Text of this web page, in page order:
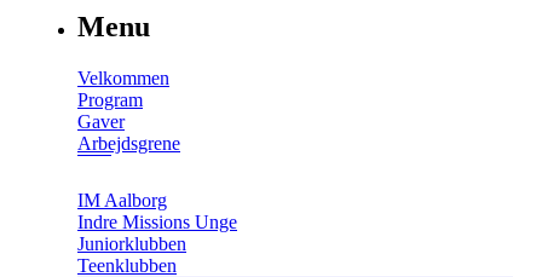
Menu
Velkommen
Program
Gaver
Arbejdsgrene
IM Aalborg
Indre Missions Unge
Juniorklubben
Teenklubben